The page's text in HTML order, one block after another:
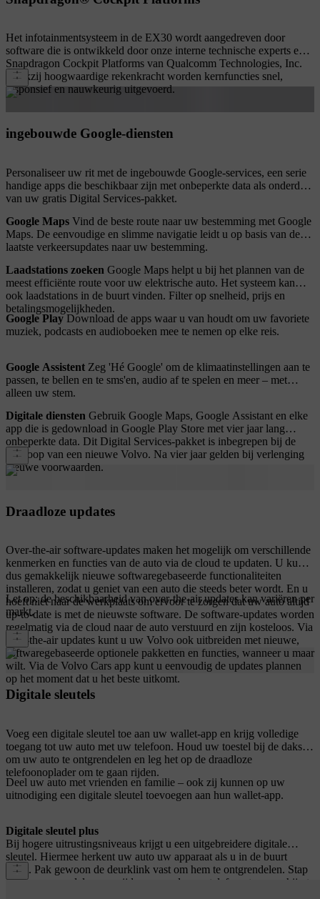
Het infotainmentsysteem in de EX30 wordt aangedreven door
software die is ontwikkeld door onze interne technische experts en
Snapdragon Cockpit Platforms van Qualcomm Technologies, Inc.
Dankzij hoogwaardige rekenkracht worden kernfuncties snel,
responsief en nauwkeurig uitgevoerd.
ingebouwde Google-diensten
Personaliseer uw rit met de ingebouwde Google-services, een serie
handige apps die beschikbaar zijn met onbeperkte data als onderdeel
van uw gratis Digital Services-pakket.
Google Maps
Maps. De eenvoudige en slimme navigatie leidt u op basis van de
laatste verkeersupdates naar uw bestemming.
Laadstations zoeken
meest efficiënte route voor uw elektrische auto. Het systeem kan
ook laadstations in de buurt vinden. Filter op snelheid, prijs en
betalingsmogelijkheden.
Google PlayDownload de apps waar u van houdt om uw favoriete
muziek, podcasts en audioboeken mee te nemen op elke reis.
Google Assistent
passen, te bellen en te sms'en, audio af te spelen en meer – met
alleen uw stem.
Digitale diensten
app die is gedownload in Google Play Store met vier jaar lang
onbeperkte data. Dit Digital Services-pakket is inbegrepen bij de
aankoop van een nieuwe Volvo. Na vier jaar gelden bij verlenging
nieuwe voorwaarden.
Draadloze updates
Over-the-air software-updates maken het mogelijk om verschillende
kenmerken en functies van de auto via de cloud te updaten. U kunt
dus gemakkelijk nieuwe softwaregebaseerde functionaliteiten
installeren, zodat u geniet van een auto die steeds beter wordt. En u
hoeft niet naar de werkplaats om ervoor te zorgen dat uw auto altijd
up-to-date is met de nieuwste software. De software-updates worden
regelmatig via de cloud naar de auto verstuurd en zijn kosteloos. Via
over-the-air updates kunt u uw Volvo ook uitbreiden met nieuwe,
softwaregebaseerde optionele pakketten en functies, wanneer u maar
wilt. Via de Volvo Cars app kunt u eenvoudig de updates plannen
op het moment dat u het beste uitkomt.
Let op: de beschikbaarheid van over-the-air updates kan variëren per
markt.
Digitale sleutels
Voeg een digitale sleutel toe aan uw wallet-app en krijg volledige
toegang tot uw auto met uw telefoon. Houd uw toestel bij de dakstijl
om uw auto te ontgrendelen en leg het op de draadloze
telefoonoplader om te gaan rijden.
Deel uw auto met vrienden en familie – ook zij kunnen op uw
uitnodiging een digitale sleutel toevoegen aan hun wallet-app.
Digitale sleutel plus
Bij hogere uitrustingsniveaus krijgt u een uitgebreidere digitale
sleutel. Hiermee herkent uw auto uw apparaat als u in de buurt
komt. Pak gewoon de deurklink vast om hem te ontgrendelen. Stap
in, doe uw gordel om en rijd weg zonder uw telefoon tevoorschijn te